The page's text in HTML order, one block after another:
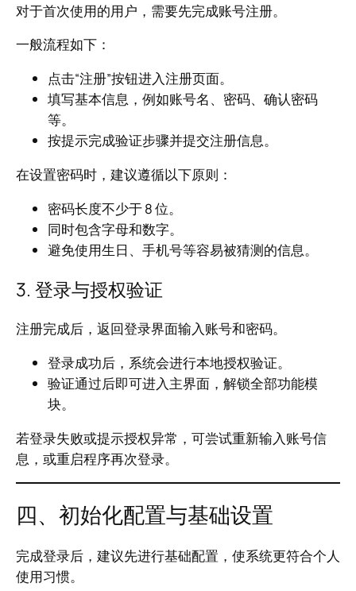
对于首次使用的用户，需要先完成账号注册。
一般流程如下：
点击“注册”按钮进入注册页面。
填写基本信息，例如账号名、密码、确认密码
等。
按提示完成验证步骤并提交注册信息。
在设置密码时，建议遵循以下原则：
密码长度不少于 8 位。
同时包含字母和数字。
避免使用生日、手机号等容易被猜测的信息。
3. 登录与授权验证
注册完成后，返回登录界面输入账号和密码。
登录成功后，系统会进行本地授权验证。
验证通过后即可进入主界面，解锁全部功能模
块。
若登录失败或提示授权异常，可尝试重新输入账号信
息，或重启程序再次登录。
四、初始化配置与基础设置
完成登录后，建议先进行基础配置，使系统更符合个人
使用习惯。